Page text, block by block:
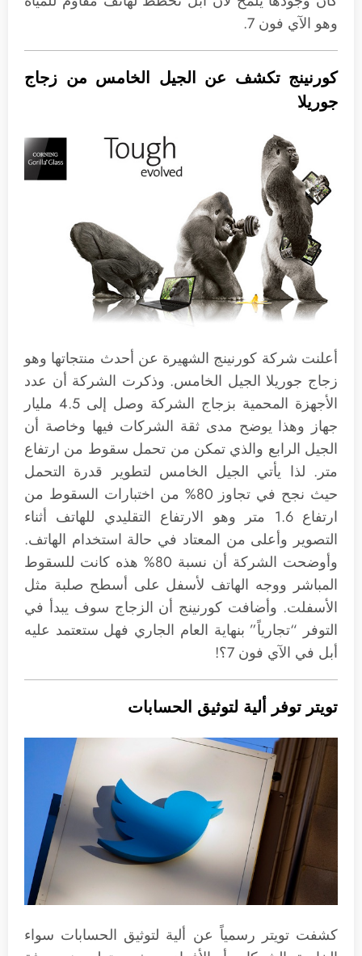
وهو الآي فون 7.
كورنينج تكشف عن الجيل الخامس من زجاج
جوريلا
أعلنت شركة كورنينج الشهيرة عن أحدث منتجاتها وهو
زجاج جوريلا الجيل الخامس. وذكرت الشركة أن عدد
الأجهزة المحمية بزجاج الشركة وصل إلى 4.5 مليار
جهاز وهذا يوضح مدى ثقة الشركات فيها وخاصة أن
الجيل الرابع والذي تمكن من تحمل سقوط من ارتفاع
متر. لذا يأتي الجيل الخامس لتطوير قدرة التحمل
حيث نجح في تجاوز 80% من اختبارات السقوط من
ارتفاع 1.6 متر وهو الارتفاع التقليدي للهاتف أثناء
التصوير وأعلى من المعتاد في حالة استخدام الهاتف.
وأوضحت الشركة أن نسبة 80% هذه كانت للسقوط
المباشر ووجه الهاتف لأسفل على أسطح صلبة مثل
الأسفلت. وأضافت كورنينج أن الزجاج سوف يبدأ في
التوفر “تجارياً” بنهاية العام الجاري فهل ستعتمد عليه
أبل في الآي فون 7؟!
تويتر توفر ألية لتوثيق الحسابات
كشفت تويتر رسمياً عن ألية لتوثيق الحسابات سواء